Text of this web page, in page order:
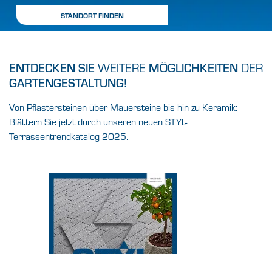
STANDORT FINDEN
ENTDECKEN SIE WEITERE MÖGLICHKEITEN DER
GARTENGESTALTUNG!
Von Pflastersteinen über Mauersteine bis hin zu Keramik:
Blättern Sie jetzt durch unseren neuen STYL-
Terrassentrendkatalog 2025.